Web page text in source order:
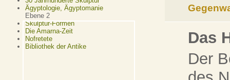
Ägyptologie, Ägyptomanie
Ebene 2
Skulptur-Formen
Die Amarna-Zeit
Nofretete
Bibliothek der Antike
Das
Der